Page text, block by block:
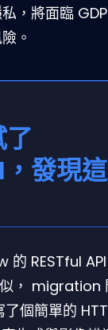
，將面臨
。
發現
的 RESTful
， migration
個簡單的